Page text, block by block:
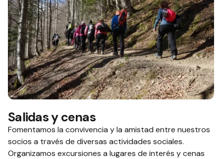
Salidas y cenas
Fomentamos la convivencia y la amistad entre nuestros
socios a través de diversas actividades sociales.
Organizamos excursiones a lugares de interés y cenas